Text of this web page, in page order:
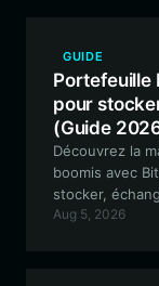
GUIDE
Portefeuille
pour
(Guide
Découvrez la
boomis avec
stocker,
l'écosystème
Aug 5, 2026